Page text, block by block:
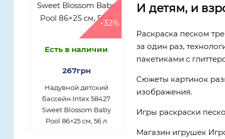
-32%
Есть в наличии
267грн
Надувной детский
бассейн Intex 58427
Sweet Blossom Baby
Pool 86×25 см, 56 л
И детям, и
Раскраска песком
за один раз,
пакетиками с
Сюжеты картинок
изображения.
Игры раскраски
Магазин игрушек